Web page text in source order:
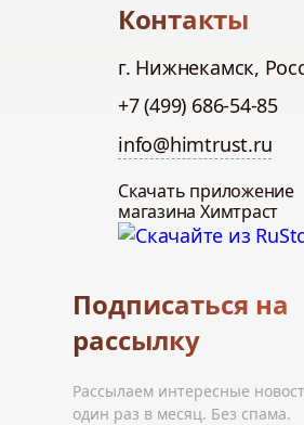
Контакты
г. Нижнекамск,
+7 (499) 686-54-85
info@himtrust.ru
Скачать приложение
магазина Химтраст
Подписаться на
рассылку
Рассылаем интересные
один раз в месяц. Без спама.